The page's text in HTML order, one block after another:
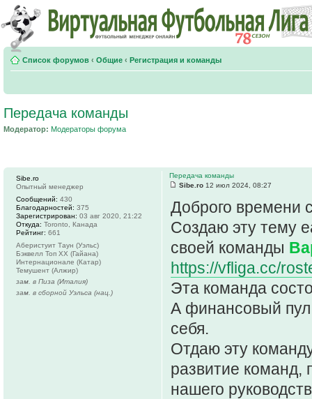
Список форумов ‹ Общие ‹ Регистрация и команды
Передача команды
Модератор: Модераторы форума
Передача команды
Sibe.ro 12 июл 2024, 08:27
Доброго времени
Создаю эту тему
своей команды
https://vfliga.cc/
Эта команда
А финансовый пул
себя.
Отдаю эту
развитие
нашего
Sibe.ro
Опытный менеджер
Сообщений: 430
Благодарностей: 375
Зарегистрирован: 03 авг 2020, 21:22
Откуда: Toronto, Канада
Рейтинг: 661
Аберистуит Таун (Уэльс)
Бэквелл Топ ХХ (Гайана)
Интернационале (Катар)
Темушент (Алжир)
зам. в Пиза (Италия)
зам. в сборной Уэльса (нац.)